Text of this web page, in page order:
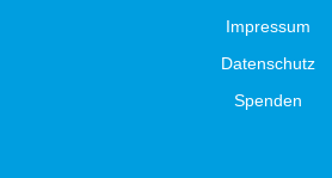
Impressum
Datenschutz
Spenden